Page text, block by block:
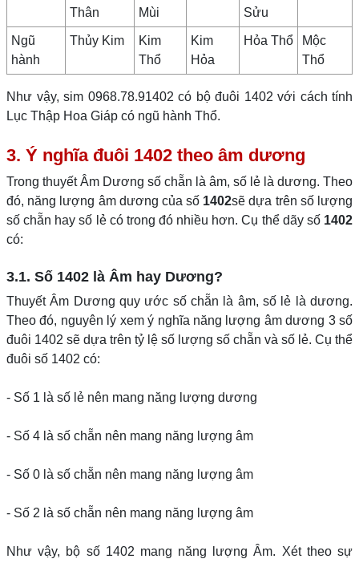
Thân
Mùi
Sửu
Ngũ
hành
Thủy Kim
Kim
Thổ
Kim
Hỏa
Hỏa Thổ
Mộc
Thổ
Như vậy, sim 0968.78.91402 có bộ đuôi 1402 với cách tính
Lục Thập Hoa Giáp có ngũ hành Thổ.
3. Ý nghĩa đuôi 1402 theo âm dương
Trong thuyết Âm Dương số chẵn là âm, số lẻ là dương. Theo
đó, năng lượng âm dương của số 1402sẽ dựa trên số lượng
số chẵn hay số lẻ có trong đó nhiều hơn. Cụ thể dãy số 1402
có:
3.1. Số 1402 là Âm hay Dương?
Thuyết Âm Dương quy ước số chẵn là âm, số lẻ là dương.
Theo đó, nguyên lý xem ý nghĩa năng lượng âm dương 3 số
đuôi 1402 sẽ dựa trên tỷ lệ số lượng số chẵn và số lẻ. Cụ thể
đuôi số 1402 có:
- Số 1 là số lẻ nên mang năng lượng dương
- Số 4 là số chẵn nên mang năng lượng âm
- Số 0 là số chẵn nên mang năng lượng âm
- Số 2 là số chẵn nên mang năng lượng âm
Như vậy, bộ số 1402 mang năng lượng Âm. Xét theo sự